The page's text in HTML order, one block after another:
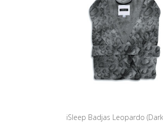
iSleep Badjas Leopardo